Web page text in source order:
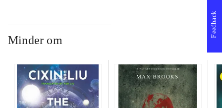
Minder om
Feedback